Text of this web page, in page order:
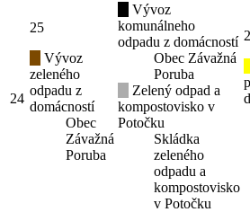
24
25
Vývoz
zeleného
odpadu z
domácností
Obec
Závažná
Poruba
Vývoz
komunálneho
odpadu z domácností
Obec Závažná
Poruba
Zelený odpad a
kompostovisko v
Potočku
Skládka
zeleného
odpadu a
kompostovisko
v Potočku